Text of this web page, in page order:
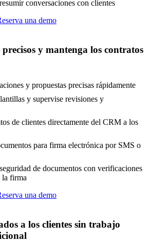
conversaciones con clientes
una demo
precisos y mantenga los contratos
y propuestas precisas rápidamente
y supervise revisiones y
de clientes directamente del CRM a los
para firma electrónica por SMS o
de documentos con verificaciones
la firma
una demo
a los clientes sin trabajo